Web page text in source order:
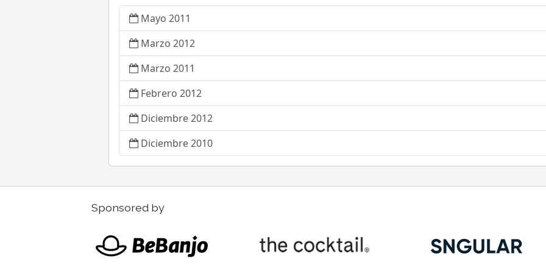
Mayo 2011
Marzo 2012
Marzo 2011
Febrero 2012
Diciembre 2012
Diciembre 2010
Sponsored by